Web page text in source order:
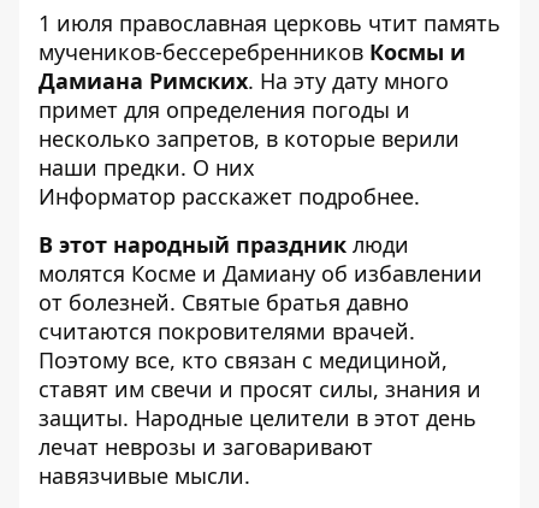
1 июля православная церковь чтит память
мучеников-бессеребренников Космы и
Дамиана Римских. На эту дату много
примет для определения погоды и
несколько запретов, в которые верили
наши предки. О них
Информатор расскажет подробнее.
В этот народный праздник люди
молятся Косме и Дамиану об избавлении
от болезней. Святые братья давно
считаются покровителями врачей.
Поэтому все, кто связан с медициной,
ставят им свечи и просят силы, знания и
защиты. Народные целители в этот день
лечат неврозы и заговаривают
навязчивые мысли.